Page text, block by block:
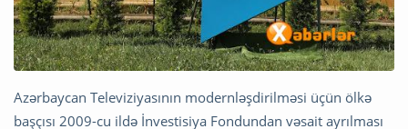
Azərbaycan Televiziyasının modernləşdirilməsi üçün ölkə
başçısı 2009-cu ildə İnvestisiya Fondundan vəsait ayrılması